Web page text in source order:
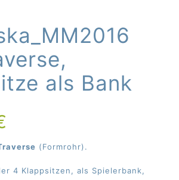
als Bank
(Formrohr).
4 Klappsitzen, als Spielerbank,